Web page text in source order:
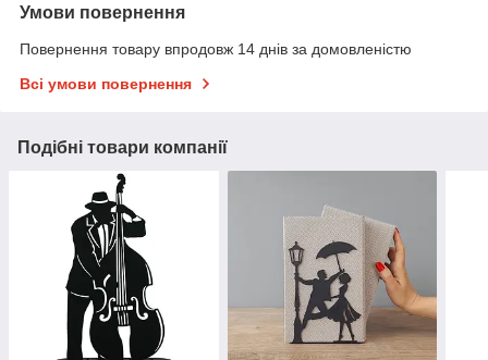
Умови повернення
Повернення товару впродовж 14 днів за домовленістю
Всі умови повернення
Подібні товари компанії